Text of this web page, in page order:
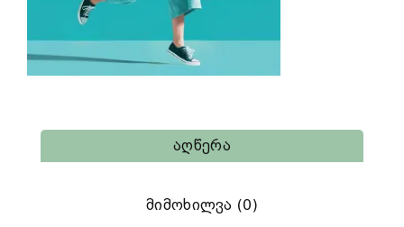
Აღწერა
Მიმოხილვა (0)